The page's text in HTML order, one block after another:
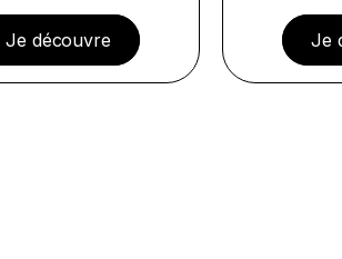
Je découvre Je